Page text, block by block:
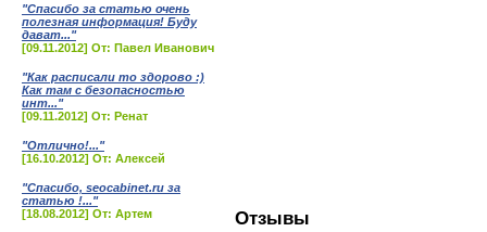
"Спасибо за статью очень
полезная информация! Буду
дават..."
[09.11.2012] От: Павел Иванович
"Как расписали то здорово :)
Как там с безопасностью
инт..."
[09.11.2012] От: Ренат
"Отлично!..."
[16.10.2012] От: Алексей
"Спасибо, seocabinet.ru за
статью !..."
[18.08.2012] От: Артем
Отзывы